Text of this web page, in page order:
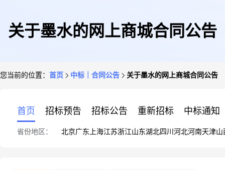
关于墨水的网上商城合同公告
您当前的位置： 首页 中标｜合同公告 关于墨水的网上商城合同公告
首页 招标预告 招标公告 重新招标 中标通知
省份地区： 北京广东 上海江苏浙江山东湖北四川 河北河南天津山